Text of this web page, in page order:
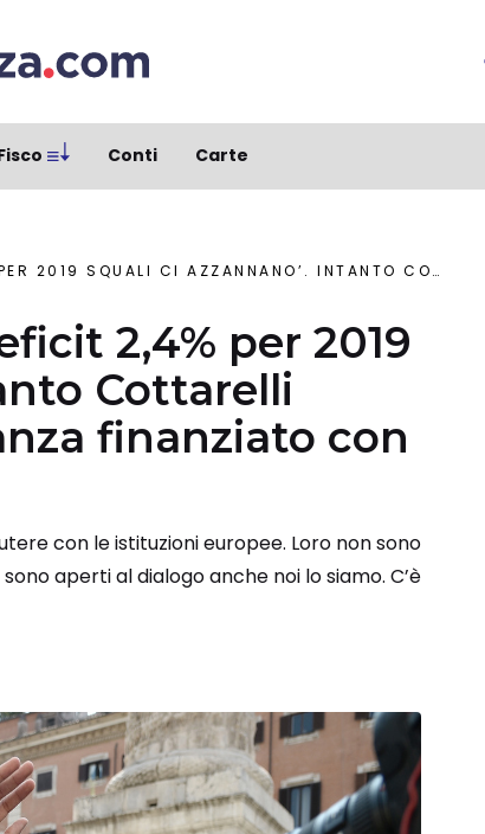
Conti Carte
COTTARELLI ATTACCA REDDITO CITTADINANZA FINANZIATO CON DEFICIT
2,4% per 2019
Cottarelli
finanziato con
con le istituzioni europee. Loro non sono
aperti al dialogo anche noi lo siamo. C’è